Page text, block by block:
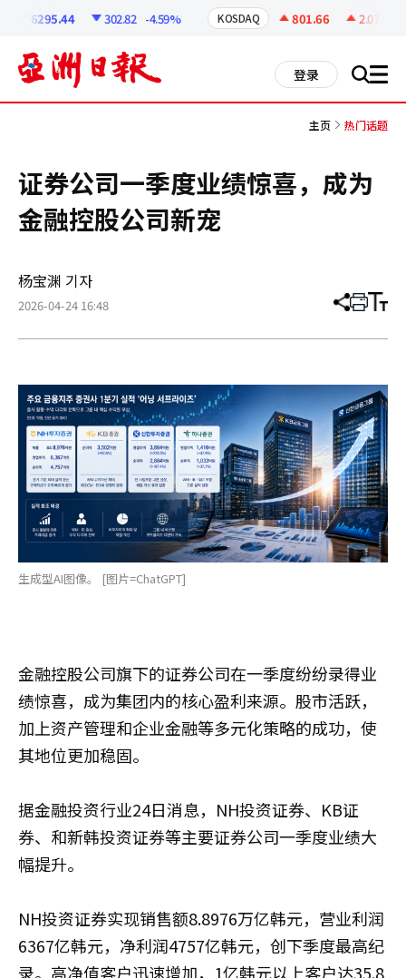
6295.44 302.82 -4.59% KOSDAQ 801.66 2.07
登录 搜 all
主页 热门话题
证券公司一季度业绩惊喜，成为
金融控股公司新宠
杨宝渊 기자
2026-04-24 16:48 分
章
打 调
小
生成型AI图像。 [图片=ChatGPT]
金融控股公司旗下的证券公司在一季度纷纷录得业
绩惊喜，成为集团内的核心盈利来源。股市活跃，
加上资产管理和企业金融等多元化策略的成功，使
其地位更加稳固。
据金融投资行业24日消息，NH投资证券、KB证
券、和新韩投资证券等主要证券公司一季度业绩大
幅提升。
NH投资证券实现销售额8.8976万亿韩元，营业利润
6367亿韩元，净利润4757亿韩元，创下季度最高纪
录。高净值客户迅速增加，1亿韩元以上客户达35.8